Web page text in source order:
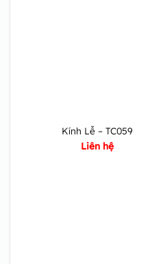
Kính Lễ – TC059
Liên hệ